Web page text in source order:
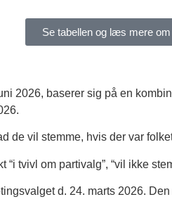
Se tabellen og læs mere
2026, baserer sig på en
de vil stemme, hvis der var
tvivl om partivalg”, “vil ikke
d. 24. marts 2026.